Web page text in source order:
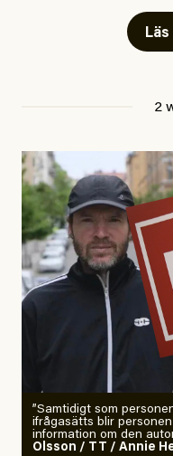
2
”Samtidigt som
ifrågasätts blir
information om den
Olsson / TT / Annie